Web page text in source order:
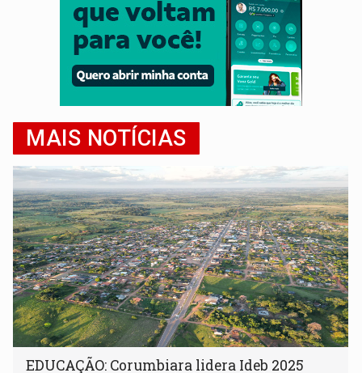
MAIS NOTÍCIAS
EDUCAÇÃO: Corumbiara lidera Ideb 2025